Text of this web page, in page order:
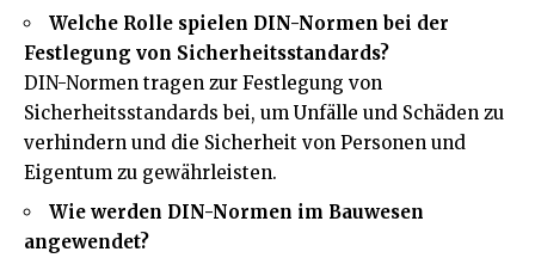
Welche Rolle spielen DIN-Normen bei der
Festlegung von Sicherheitsstandards?
DIN-Normen tragen zur Festlegung von
Sicherheitsstandards bei, um Unfälle und Schäden zu
verhindern und die Sicherheit von Personen und
Eigentum zu gewährleisten.
Wie werden DIN-Normen im Bauwesen
angewendet?